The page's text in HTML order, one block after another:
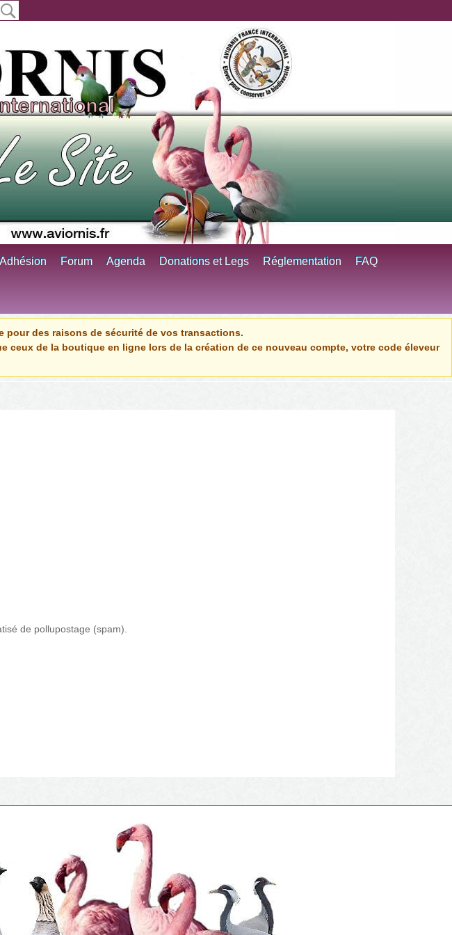
Adhésion Forum Agenda Donations et Legs Réglementation FAQ
des raisons de sécurité de vos transactions.
de la boutique en ligne lors de la création de ce nouveau compte, votre code éleveur
de pollupostage (spam).